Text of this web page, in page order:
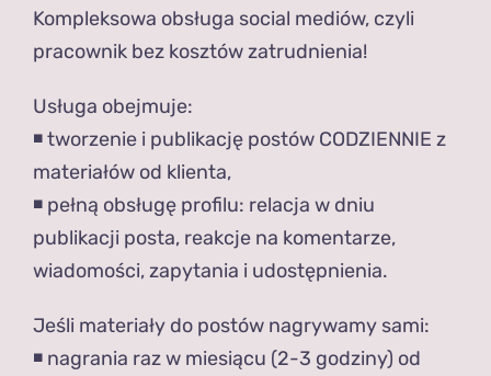
Kompleksowa obsługa social mediów, czyli
pracownik bez kosztów zatrudnienia!
Usługa obejmuje:
◾️ tworzenie i publikację postów CODZIENNIE z
materiałów od klienta,
◾️ pełną obsługę profilu: relacja w dniu
publikacji posta, reakcje na komentarze,
wiadomości, zapytania i udostępnienia.
Jeśli materiały do postów nagrywamy sami:
◾️ nagrania raz w miesiącu (2-3 godziny) od